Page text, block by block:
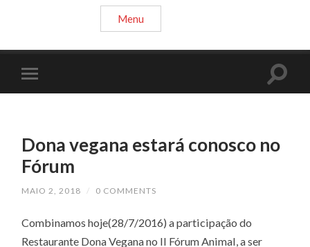
Dona vegana estará conosco no
Fórum
MAIO 2, 2018 / 0 COMMENTS
Combinamos hoje(28/7/2016) a participação do
Restaurante Dona Vegana no II Fórum Animal, a ser
Menu